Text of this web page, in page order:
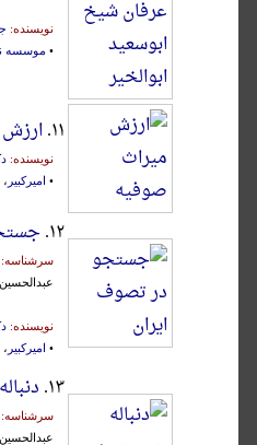
نویسنده:
• موسسه
۱۱.
نویسنده:
• امیرکبیر ،
۱۲.
سرشناسه:
نویسنده:
• امیرکبیر ،
۱۳.
سرشناسه: